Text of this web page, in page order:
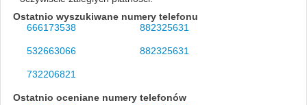
Ostatnio wyszukiwane numery telefonu
666173538
882325631
532663066 882325631
732206821
Ostatnio oceniane numery telefonów